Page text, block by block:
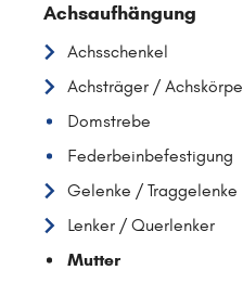
Achsaufhängung
Achsschenkel
Achsträger /
Domstrebe
Federbeinbefestigung
Gelenke / Traggelenke
Lenker / Querlenker
Mutter